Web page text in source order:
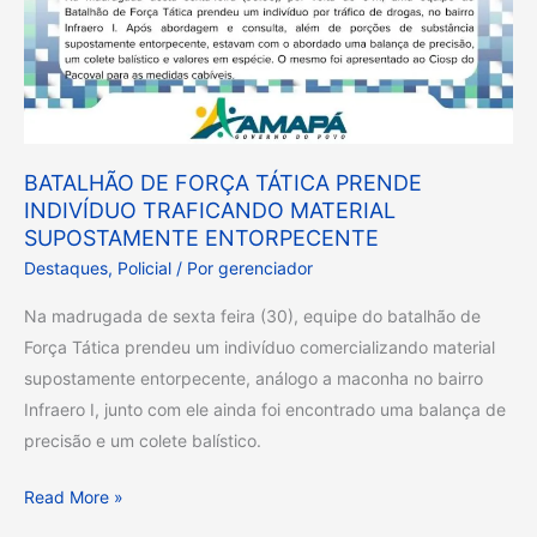
BATALHÃO DE FORÇA TÁTICA PRENDE
INDIVÍDUO TRAFICANDO MATERIAL
SUPOSTAMENTE ENTORPECENTE
Destaques, Policial / Por gerenciador
Na madrugada de sexta feira (30), equipe do batalhão de
Força Tática prendeu um indivíduo comercializando material
supostamente entorpecente, análogo a maconha no bairro
Infraero I, junto com ele ainda foi encontrado uma balança de
precisão e um colete balístico.
Read More »